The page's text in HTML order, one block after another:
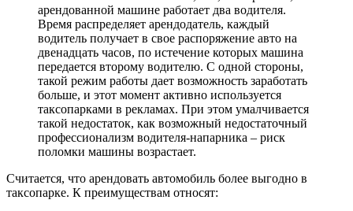
арендованной машине работает два водителя.
Время распределяет арендодатель, каждый
водитель получает в свое распоряжение авто на
двенадцать часов, по истечение которых машина
передается второму водителю. С одной стороны,
такой режим работы дает возможность заработать
больше, и этот момент активно используется
таксопарками в рекламах. При этом умалчивается
такой недостаток, как возможный недостаточный
профессионализм водителя-напарника – риск
поломки машины возрастает.
Считается, что арендовать автомобиль более выгодно в
таксопарке. К преимуществам относят: